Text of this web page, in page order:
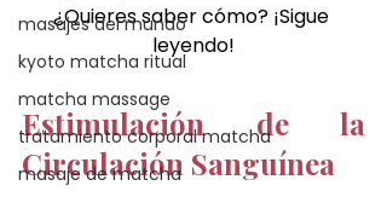
masajes del mundo
kyoto matcha ritual
matcha massage
tratamiento corporal matcha
masaje de matcha
¿Quieres saber cómo? ¡Sigue
leyendo!
Estimulación de la
Circulación Sanguínea